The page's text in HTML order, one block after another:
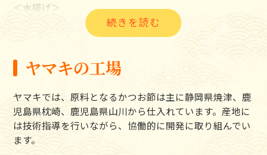
＜水揚げ＞
船が港に戻るのは、遠方だと出発してから約45日後、近
海であれば数時間から1日ほどです。カツオを港におろ
＜解凍＞
遠洋で漁獲されたカツオは、まず解凍します。カツオを
工場に運び、カツオの大きさ、質などの状態を確認しな
がら、水中で解凍します。
ヤマキの工場
ヤマキでは、原料となるかつお節は主に静岡県焼津、鹿
児島県枕崎、鹿児島県山川から仕入れています。産地に
は技術指導を行いながら、協働的に開発に取り組んでい
ます。